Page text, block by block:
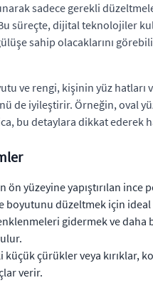
sadece gerekli
süreçte, dijital teknolojiler
sahip olacaklarını
ve rengi, kişinin yüz
de iyileştirir. Örneğin, oval
bu detaylara dikkat ederek
ön yüzeyine yapıştırılan
boyutunu düzeltmek için
gidermek ve daha
küçük çürükler veya kırıklar,
verir.